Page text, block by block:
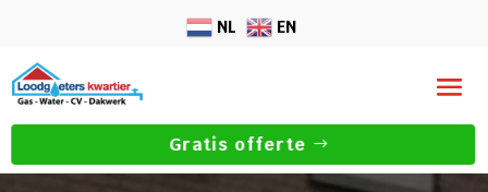
NL EN
Gratis offerte